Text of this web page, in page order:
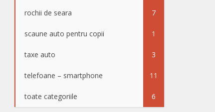
rochii de seara 7
scaune auto pentru copii 1
taxe auto 3
telefoane – smartphone 11
toate categoriile 6